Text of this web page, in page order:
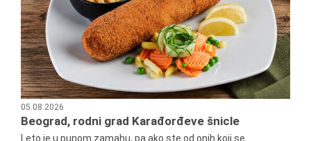
05.08.2026
Beograd, rodni grad Karađorđeve šnicle
Leto je u punom zamahu, pa ako ste od onih koji se